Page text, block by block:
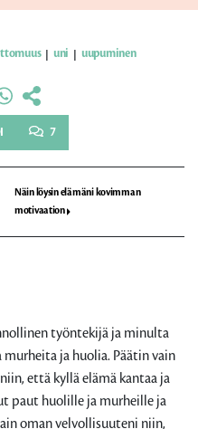
uni uupuminen
7
Näin löysin elämäni kovimman
motivaation
työntekijä ja minulta
ja huolia. Päätin vain
että kyllä elämä kantaa ja
paut huolille ja murheille ja
oman velvollisuuteni niin,